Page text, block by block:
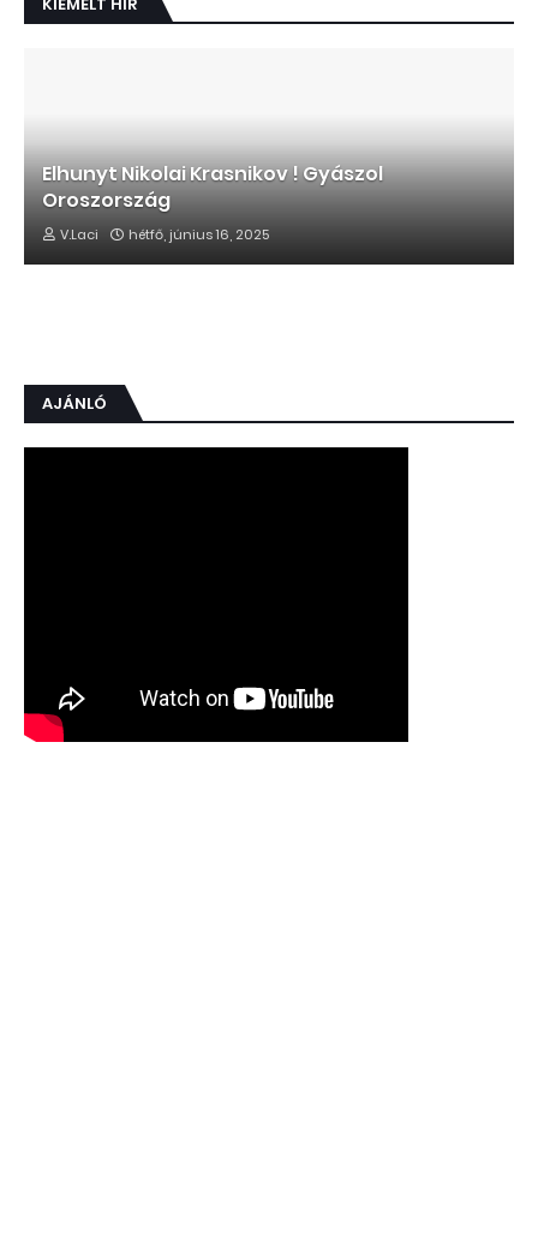
Elhunyt Nikolai Krasnikov ! Gyászol
Oroszország
V.Laci hétfő, június 16, 2025
AJÁNLÓ